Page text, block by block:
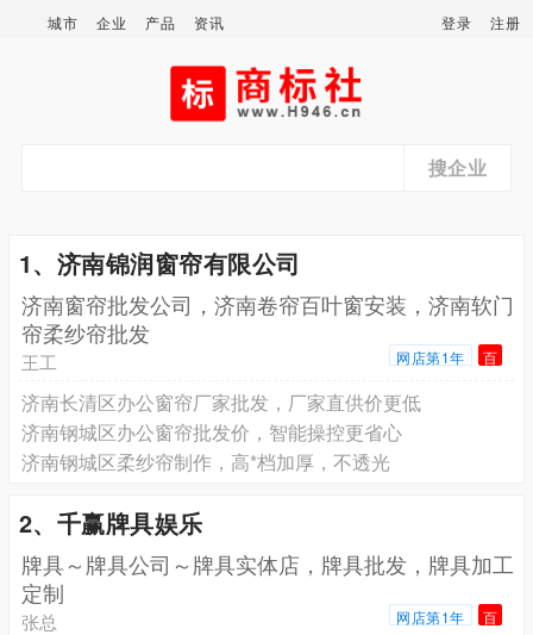
城市 企业 产品 资讯 登录 注册
搜企业
1、济南锦润窗帘有限公司
济南窗帘批发公司，济南卷帘百叶窗安装，济南软门
帘柔纱帘批发
王工 网店第1年 百
济南‌长清区办公窗帘厂家批发，厂家直供价更低
济南钢城区‌办公窗帘批发价，智能操控更省心
济南钢城区‌柔纱帘制作，高*档加厚，不透光
2、千赢牌具娱乐
牌具～牌具公司～牌具实体店，牌具批发，牌具加工
定制
张总 网店第1年 百